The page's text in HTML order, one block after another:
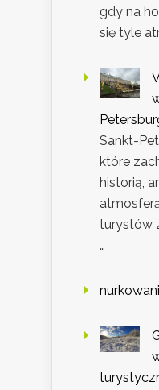
gdy na
się tyle
Sankt-
które
historią,
turystów
…